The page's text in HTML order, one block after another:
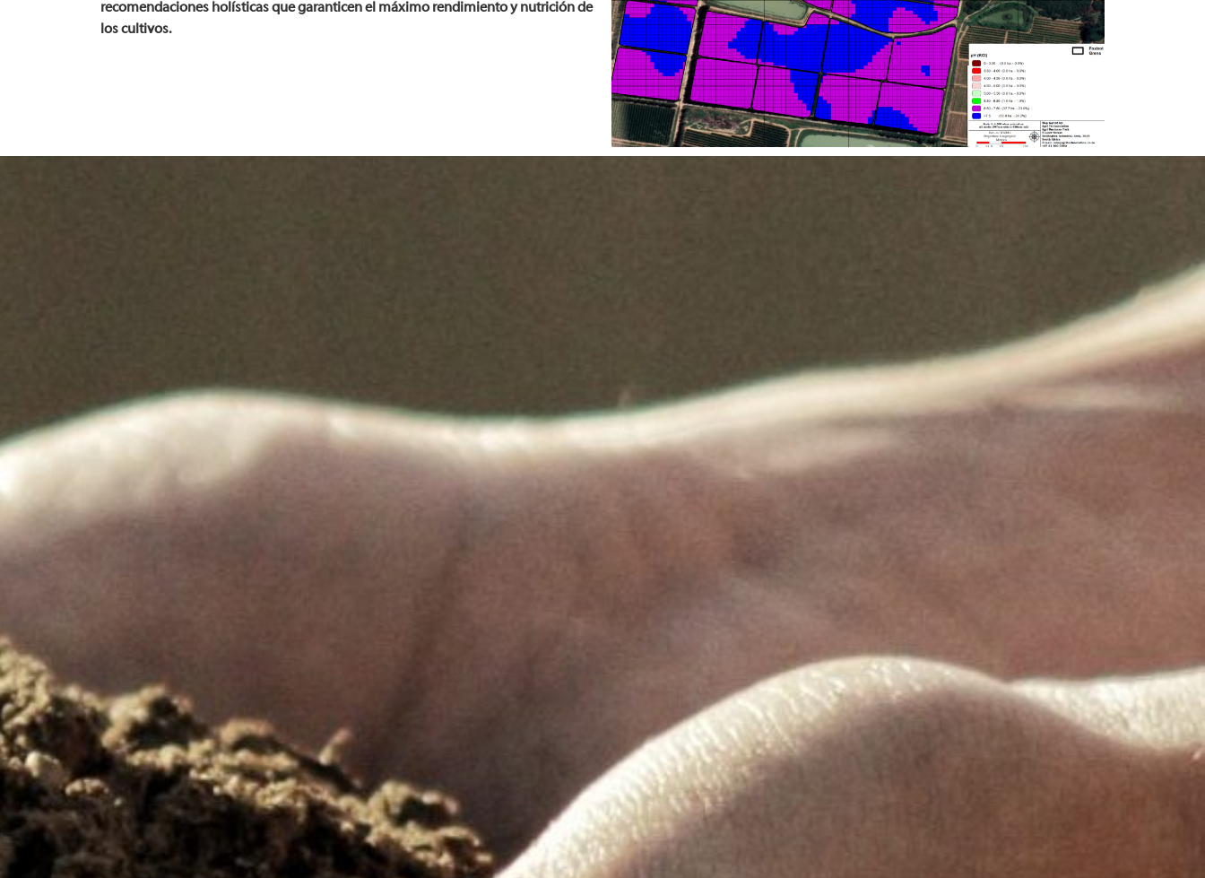
recomendaciones holísticas que garanticen el máximo rendimiento y nutrición de
los cultivos.